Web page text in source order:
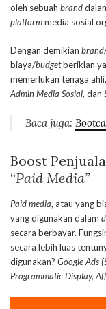
oleh sebuah brand
platformmedia sosial
Dengan demikian brand
biaya/budgetberiklan
memerlukan tenaga
Admin Media Sosial, dan
Baca juga:
Boost
“Paid Media”
Paid media, atau yang
yang digunakan dalam
secara berbayar.
secara lebih luas
digunakan? Google Ads
Programmatic Display,